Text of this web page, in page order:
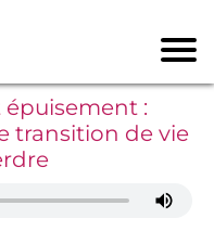
:
transition de vie